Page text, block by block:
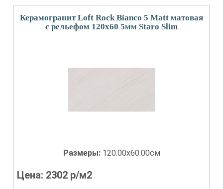
Керамогранит Loft Rock Bianco 5 Matt матовая
с рельефом 120x60 5мм Staro Slim
Размеры: 120.00x60.00см
Цена: 2302 р/м2